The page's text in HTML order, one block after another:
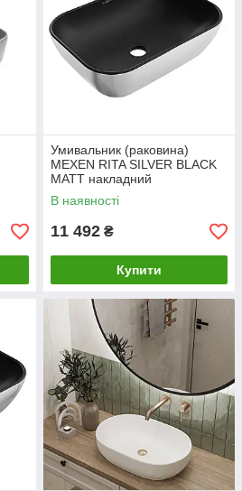
Умивальник (раковина)
MEXEN RITA SILVER BLACK
MATT накладний
В наявності
11 492 ₴
Купити